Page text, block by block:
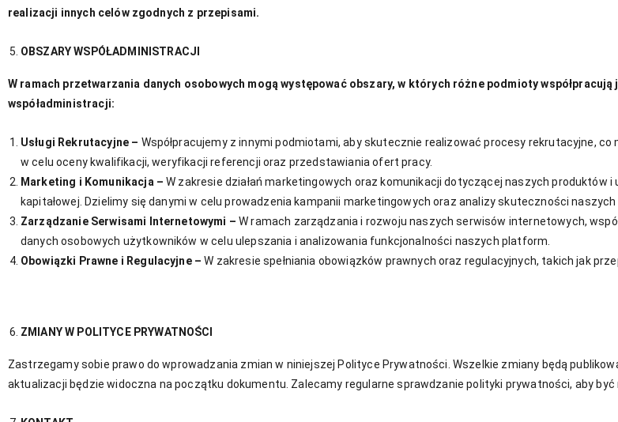
realizacji innych celów zgodnych z przepisami.
OBSZARY WSPÓŁADMINISTRACJI
W ramach przetwarzania danych osobowych mogą występować obszary, w których różne podmioty
współadministracji:
Usługi Rekrutacyjne – Współpracujemy z innymi podmiotami, aby skutecznie realizować procesy rekrutacyjne,
w celu oceny kwalifikacji, weryfikacji referencji oraz przedstawiania ofert pracy.
Marketing i Komunikacja –W zakresie działań marketingowych oraz komunikacji dotyczącej naszych produktów i
kapitałowej. Dzielimy się danymi w celu prowadzenia kampanii marketingowych oraz analizy skuteczności naszych
Zarządzanie Serwisami Internetowymi – W ramach zarządzania i rozwoju naszych serwisów internetowych,
danych osobowych użytkowników w celu ulepszania i analizowania funkcjonalności naszych platform.
Obowiązki Prawne i Regulacyjne – W zakresie spełniania obowiązków prawnych oraz regulacyjnych, takich jak
ZMIANY W POLITYCE PRYWATNOŚCI
Zastrzegamy sobie prawo do wprowadzania zmian w niniejszej Polityce Prywatności. Wszelkie zmiany będą
aktualizacji będzie widoczna na początku dokumentu. Zalecamy regularne sprawdzanie polityki prywatności, aby być